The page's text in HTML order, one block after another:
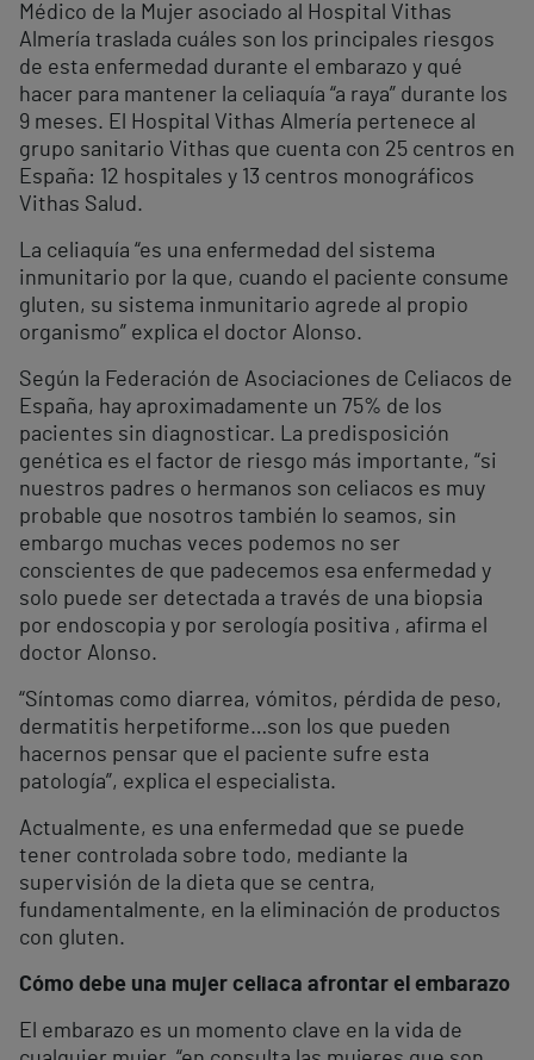
Médico de la Mujer asociado al Hospital Vithas
Almería traslada cuáles son los principales riesgos
de esta enfermedad durante el embarazo y qué
hacer para mantener la celiaquía “a raya” durante los
9 meses. El Hospital Vithas Almería pertenece al
grupo sanitario Vithas que cuenta con 25 centros en
España: 12 hospitales y 13 centros monográficos
Vithas Salud.
La celiaquía “es una enfermedad del sistema
inmunitario por la que, cuando el paciente consume
gluten, su sistema inmunitario agrede al propio
organismo” explica el doctor Alonso.
Según la Federación de Asociaciones de Celiacos de
España, hay aproximadamente un 75% de los
pacientes sin diagnosticar. La predisposición
genética es el factor de riesgo más importante, “si
nuestros padres o hermanos son celiacos es muy
probable que nosotros también lo seamos, sin
embargo muchas veces podemos no ser
conscientes de que padecemos esa enfermedad y
solo puede ser detectada a través de una biopsia
por endoscopia y por serología positiva , afirma el
doctor Alonso.
“Síntomas como diarrea, vómitos, pérdida de peso,
dermatitis herpetiforme…son los que pueden
hacernos pensar que el paciente sufre esta
patología”, explica el especialista.
Actualmente, es una enfermedad que se puede
tener controlada sobre todo, mediante la
supervisión de la dieta que se centra,
fundamentalmente, en la eliminación de productos
con gluten.
Cómo debe una mujer celiaca afrontar el embarazo
El embarazo es un momento clave en la vida de